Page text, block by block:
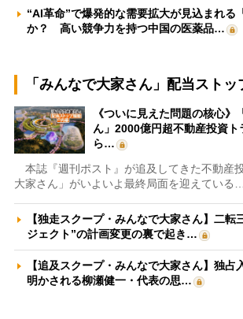
“AI革命”で爆発的な需要拡大が見込まれる
か？ 高い競争力を持つ中国の医薬品…
「みんなで大家さん」配当スト
《ついに見えた問題の核心》
ん」2000億円超不動産投資ト
ら…
本誌『週刊ポスト』が追及してきた不動産
大家さん」がいよいよ最終局面を迎えている…
【独走スクープ・みんなで大家さん】二転
ジェクト”の計画変更の裏で起き…
【追及スクープ・みんなで大家さん】独占
明かされる柳瀬健一・代表の思…